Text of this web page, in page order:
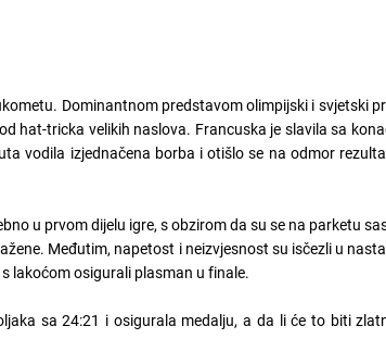
Dominantnom predstavom olimpijski i svjetski
hat-tricka velikih naslova. Francuska je slavila sa
vodila izjednačena borba i otišlo se na odmor
u prvom dijelu igre, s obzirom da su se na parketu
Međutim, napetost i neizvjesnost su isčezli u
lakoćom osigurali plasman u finale.
sa 24:21 i osigurala medalju, a da li će to biti